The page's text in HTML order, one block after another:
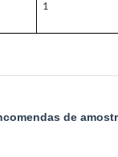
1
de